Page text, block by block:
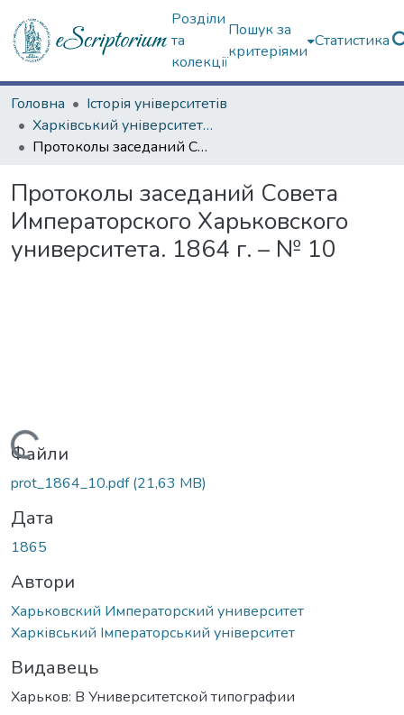
Розділи
та
колекції
Пошук за
критеріями
Статистика
Головна
Історія університетів
Харківський університет (до 217-річчя)
Протоколы заседаний Совета Императорского Харьковского университета. 1864 г. – № 10
Протоколы заседаний Совета
Императорского Харьковского
университета. 1864 г. – № 10
Вантажиться...
Файли
prot_1864_10.pdf(21,63 MB)
Дата
1865
Автори
Харьковский Императорский университет
Харківський Імператорський університет
Видавець
Харьков: В Университетской типографии